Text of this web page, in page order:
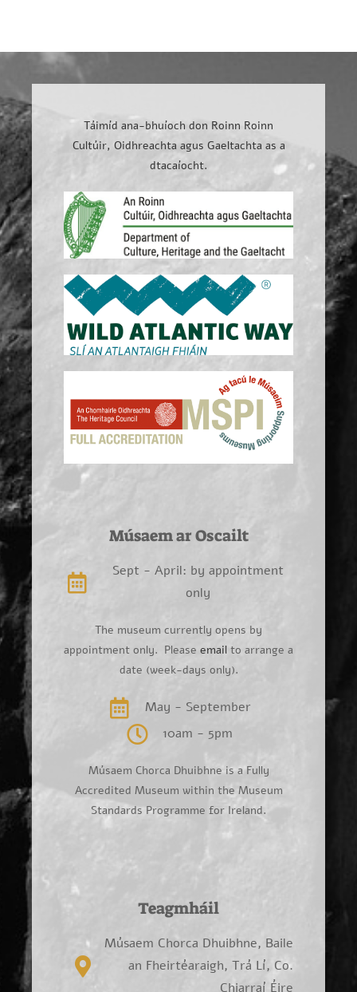
Táimíd ana-bhuíoch don Roinn Roinn
Cultúir, Oidhreachta agus Gaeltachta as a
dtacaíocht.
Músaem ar Oscailt
Sept - April: by appointment
only
The museum currently opens by
appointment only. Please email to arrange a
date (week-days only).
May - September
10am - 5pm
Músaem Chorca Dhuibhne is a Fully
Accredited Museum within the Museum
Standards Programme for Ireland.
Teagmháil
Músaem Chorca Dhuibhne, Baile
an Fheirtéaraigh, Trá Lí, Co.
Chiarraí Éire